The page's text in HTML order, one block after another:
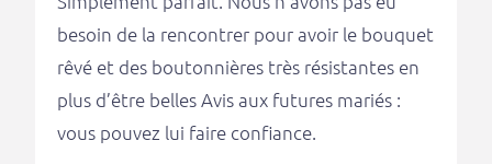
besoin de la rencontrer pour avoir le bouquet
rêvé et des boutonnières très résistantes en
plus d’être belles Avis aux futures mariés :
vous pouvez lui faire confiance.